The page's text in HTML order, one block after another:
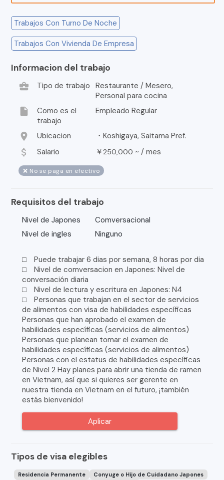
Trabajos Con Turno De Noche
Trabajos Con Vivienda De Empresa
Informacion del trabajo
business_center
Tipo de trabajo Restaurante / Mesero,
Personal para cocina
insert_drive_file
Como es el
trabajo
Empleado Regular
location_on Ubicacion ・Koshigaya, Saitama Pref.
attach_money Salario ￥250,000 ~ / mes
❌ No se paga en efectivo
Requisitos del trabajo
Nivel de Japones
Comversacional
Nivel de ingles
Ninguno
□ Puede trabajar 6 dias por semana, 8 horas por dia
□ Nivel de comversacion en Japones: Nivel de
conversación diaria
□ Nivel de lectura y escritura en Japones: N4
□ Personas que trabajan en el sector de servicios
de alimentos con visa de habilidades específicas
Personas que han aprobado el examen de
habilidades específicas (servicios de alimentos)
Personas que planean tomar el examen de
habilidades específicas (servicios de alimentos)
Personas con el estatus de habilidades específicas
de Nivel 2 Hay planes para abrir una tienda de ramen
en Vietnam, así que si quieres ser gerente en
nuestra tienda en Vietnam en el futuro, ¡también
estás bienvenido!
Aplicar
Tipos de visa elegibles
Residencia Permanente
Conyuge o Hijo de Cuidadano Japones